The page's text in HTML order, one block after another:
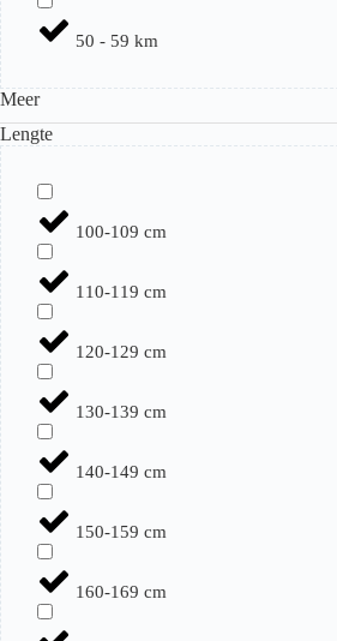
50 - 59 km
Meer
Lengte
100-109 cm
110-119 cm
120-129 cm
130-139 cm
140-149 cm
150-159 cm
160-169 cm